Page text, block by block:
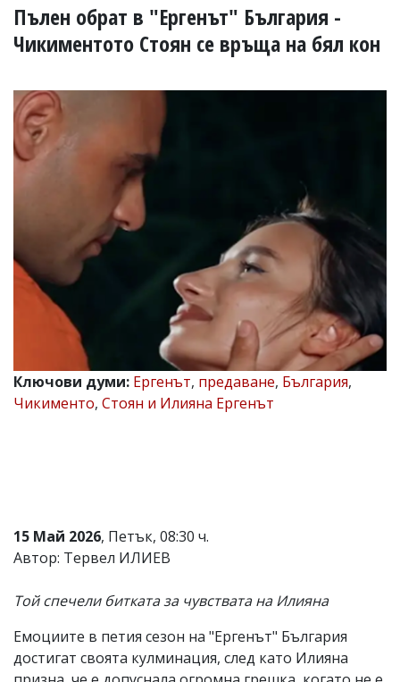
В
УКРАЙНА
РАЗСЛЕДВАНЕ
БИЗНЕС
ЮГ
v.vasilev@flagman.bg
Катя
Касабова,
k.kassabova@flagman.bg
Иван
Колев,
email:
от
читателите
и
не
носи
за
тях!
Ако
Пълен обрат в "Ергенът" България -
Чикиментото Стоян се връща на бял кон
Ключови думи: Ергенът, предаване, България,
Чикименто, Стоян и Илияна Ергенът
15 Май 2026, Петък, 08:30 ч.
Автор: Тервел ИЛИЕВ
Той спечели битката за чувствата на Илияна
Емоциите в петия сезон на "Ергенът" България
достигат своята кулминация, след като Илияна